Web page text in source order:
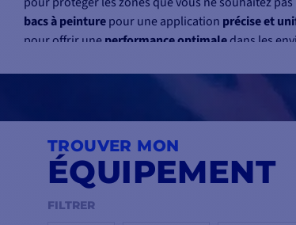
bacs à peinturepour une application précise et
pour offrir uneperformance optimaledans les
vous avez besoin pour donner à votre bateau une
TROUVER MON
ÉQUIPEMENT
FILTRER